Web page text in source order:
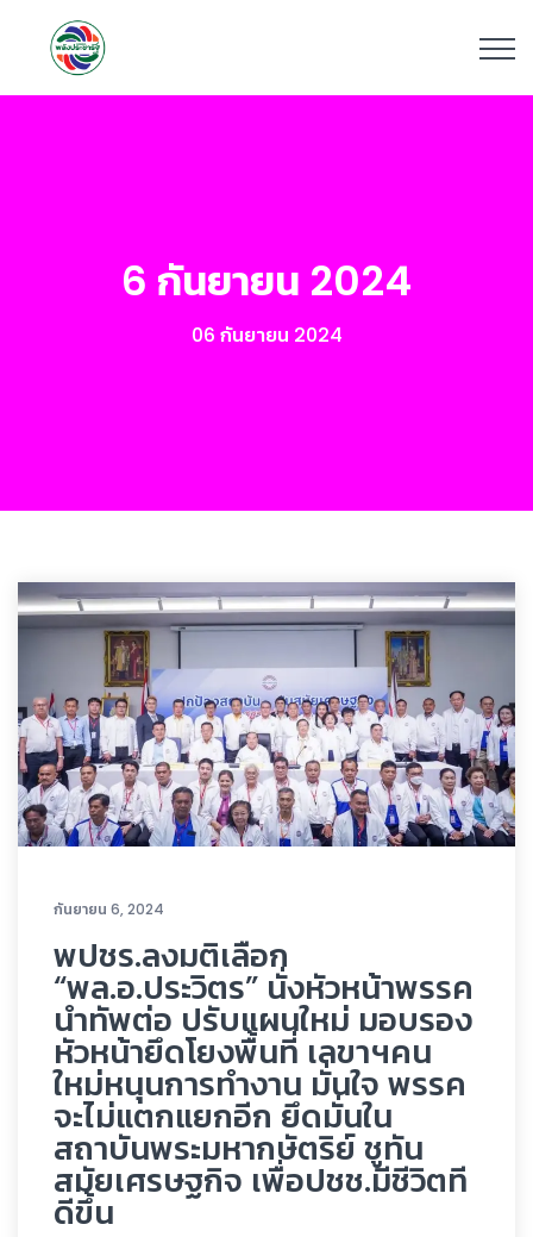
6 กันยายน 2024
06 กันยายน 2024
กันยายน 6, 2024
พปชร.ลงมติเลือก
“พล.อ.ประวิตร” นั่งหัวหน้าพรรค
นำทัพต่อ ปรับแผนใหม่ มอบรอง
หัวหน้ายึดโยงพื้นที่ เลขาฯคน
ใหม่หนุนการทำงาน มั่นใจ พรรค
จะไม่แตกแยกอีก ยึดมั่นใน
สถาบันพระมหากษัตริย์ ชูทัน
สมัยเศรษฐกิจ เพื่อปชช.มีชีวิตที
ดีขึ้น